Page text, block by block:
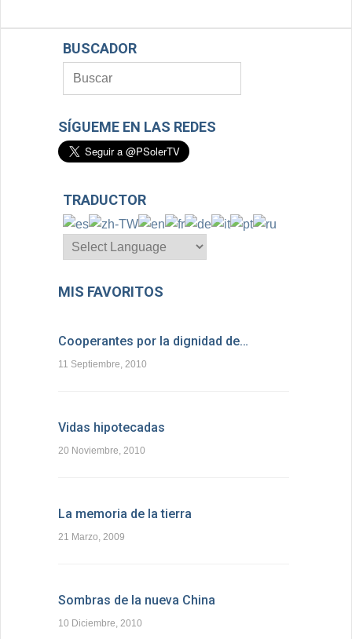
BUSCADOR
SÍGUEME EN LAS REDES
TRADUCTOR
MIS FAVORITOS
Cooperantes por la dignidad de…
11 Septiembre, 2010
Vidas hipotecadas
20 Noviembre, 2010
La memoria de la tierra
21 Marzo, 2009
Sombras de la nueva China
10 Diciembre, 2010